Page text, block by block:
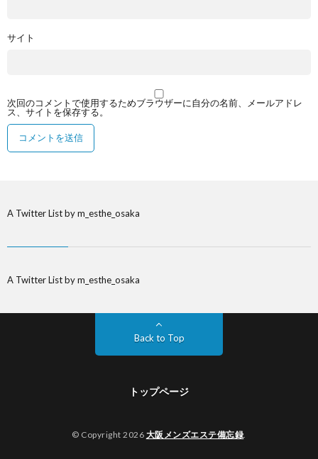
サイト
次回のコメントで使用するためブラウザーに自分の名前、メールアドレ
ス、サイトを保存する。
A Twitter List by m_esthe_osaka
A Twitter List by m_esthe_osaka
Back to Top
トップページ
© Copyright 2026 大阪メンズエステ備忘録